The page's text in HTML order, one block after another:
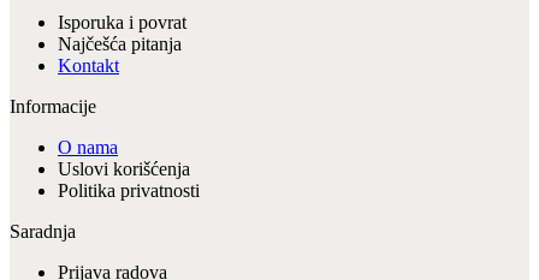
Isporuka i povrat
Najčešća pitanja
Kontakt
Informacije
O nama
Uslovi korišćenja
Politika privatnosti
Saradnja
Prijava radova